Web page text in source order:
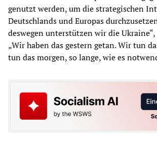
genutzt werden, um die strategischen
Deutschlands und Europas
deswegen unterstützen wir die
„Wir haben das gestern getan. Wir tun
tun das morgen, so lange, wie es